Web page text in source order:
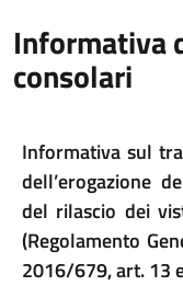
Informativa
consolari
Informativa sul
dell’erogazione
del rilascio dei
(Regolamento
2016/679, art. 13